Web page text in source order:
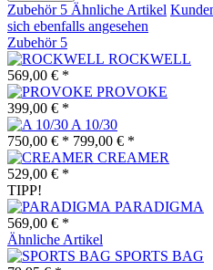
Zubehör 5 Ähnliche Artikel
sich ebenfalls angesehen
Zubehör 5
ROCKWELL
569,00 € *
PROVOKE
399,00 € *
A 10/30
750,00 € * 799,00 € *
CREAMER
529,00 € *
TIPP!
PARADIGMA
569,00 € *
Ähnliche Artikel
SPORTS BAG